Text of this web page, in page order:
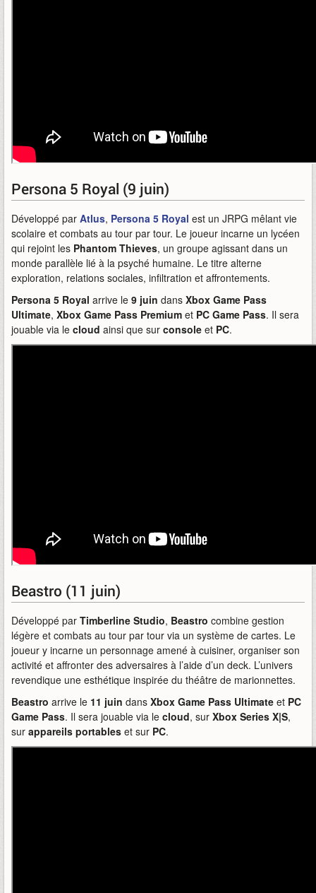
Persona 5 Royal (9 juin)
Développé par Atlus, Persona 5 Royal est un JRPG mêlant vie
scolaire et combats au tour par tour. Le joueur incarne un lycéen
qui rejoint les Phantom Thieves, un groupe agissant dans un
monde parallèle lié à la psyché humaine. Le titre alterne
exploration, relations sociales, infiltration et affrontements.
Persona 5 Royal arrive le 9 juin dans Xbox Game Pass
Ultimate, Xbox Game Pass Premium et PC Game Pass. Il sera
jouable via le cloud ainsi que sur console et PC.
Beastro (11 juin)
Développé par Timberline Studio, Beastro combine gestion
légère et combats au tour par tour via un système de cartes. Le
joueur y incarne un personnage amené à cuisiner, organiser son
activité et affronter des adversaires à l’aide d’un deck. L’univers
revendique une esthétique inspirée du théâtre de marionnettes.
Beastro arrive le 11 juin dans Xbox Game Pass Ultimate et PC
Game Pass. Il sera jouable via le cloud, sur Xbox Series X|S,
sur appareils portables et sur PC.